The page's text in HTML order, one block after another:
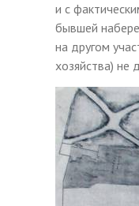
и с
бывшей
на другом
хозяйства) не